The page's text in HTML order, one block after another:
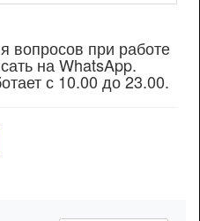
вопросов при работе
на WhatsApp.
с 10.00 до 23.00.